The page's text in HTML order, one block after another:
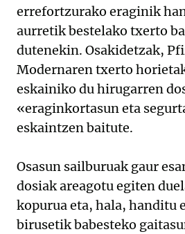
errefortzurako eraginik
aurretik bestelako txerto
dutenekin. Osakidetzak,
Modernaren txerto
eskainiko du hirugarren
«eraginkortasun eta
eskaintzen baitute.
Osasun sailburuak gaur
dosiak areagotu egiten
kopurua eta, hala, handitu
birusetik babesteko